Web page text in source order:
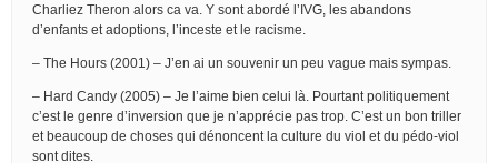
Charliez Theron alors ca va. Y sont abordé l’IVG, les abandons
d’enfants et adoptions, l’inceste et le racisme.
– The Hours (2001) – J’en ai un souvenir un peu vague mais sympas.
– Hard Candy (2005) – Je l’aime bien celui là. Pourtant politiquement
c’est le genre d’inversion que je n’apprécie pas trop. C’est un bon triller
et beaucoup de choses qui dénoncent la culture du viol et du pédo-viol
sont dites.